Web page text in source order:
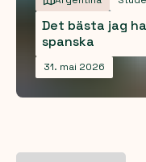
Det bästa jag
spanska
31. mai 2026